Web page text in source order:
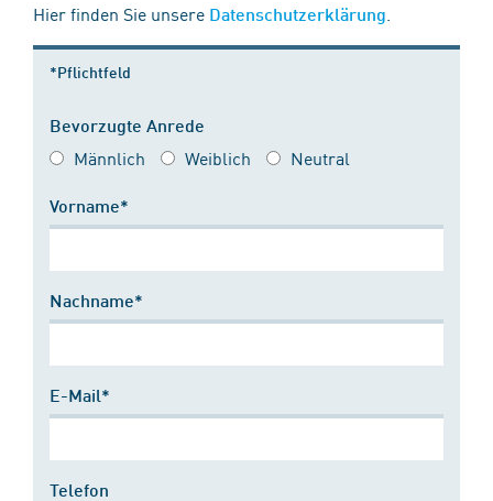
Hier finden Sie unsere Datenschutzerklärung
*Pflichtfeld
Bevorzugte Anrede
Männlich Weiblich Neutral
Vorname*
Nachname*
E-Mail*
Telefon